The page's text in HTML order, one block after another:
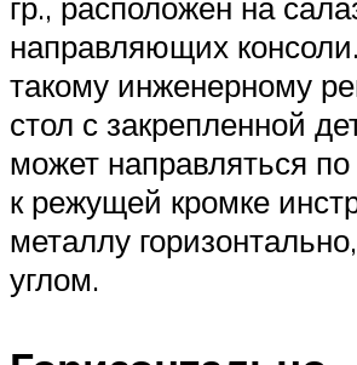
направляющих
такому инженерному
стол с закрепленной
может направляться
к режущей кромке
металлу
углом.